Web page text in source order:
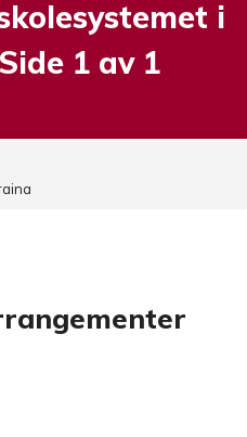
i
1 av 1